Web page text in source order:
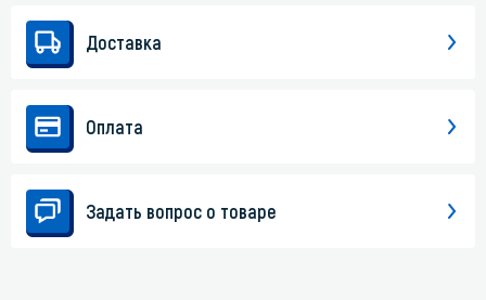
Доставка
Оплата
Задать вопрос о товаре